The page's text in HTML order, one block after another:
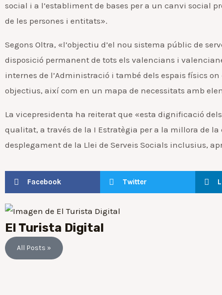
social i a l’establiment de bases per a un canvi social
de les persones i entitats».
Segons Oltra, «l’objectiu d’el nou sistema públic de
disposició permanent de tots els valencians i
internes de l’Administració i també dels espais físics
objectius, així com en un mapa de necessitats amb
La vicepresidenta ha reiterat que «esta dignificació
qualitat, a través de la I Estratègia per a la millora de
desplegament de la Llei de Serveis Socials inclusius,
Facebook Twitter
El Turista Digital
All Posts »